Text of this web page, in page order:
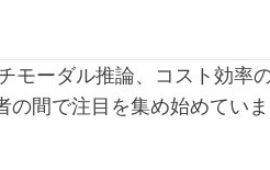
モーダル推論、コスト効率
間で注目を集め始めていま